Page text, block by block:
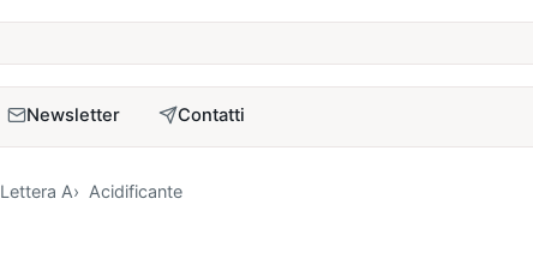
Newsletter Contatti
Lettera A Acidificante